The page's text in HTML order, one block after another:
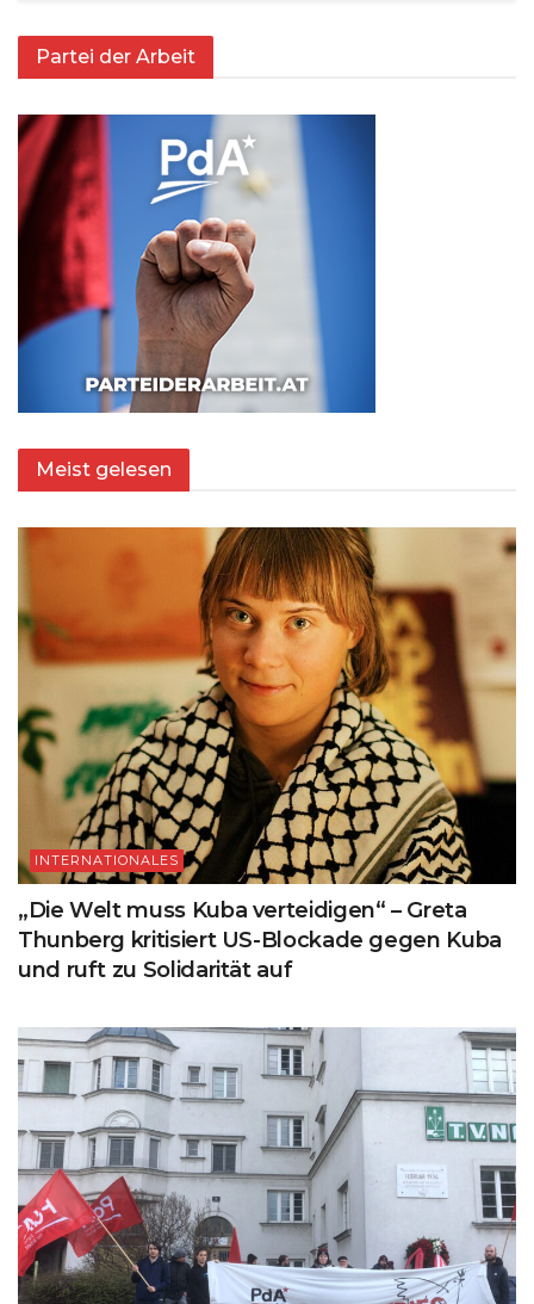
Partei der Arbeit
Meist gelesen
INTERNATIONALES
„Die Welt muss Kuba verteidigen“ – Greta
Thunberg kritisiert US-Blockade gegen Kuba
und ruft zu Solidarität auf